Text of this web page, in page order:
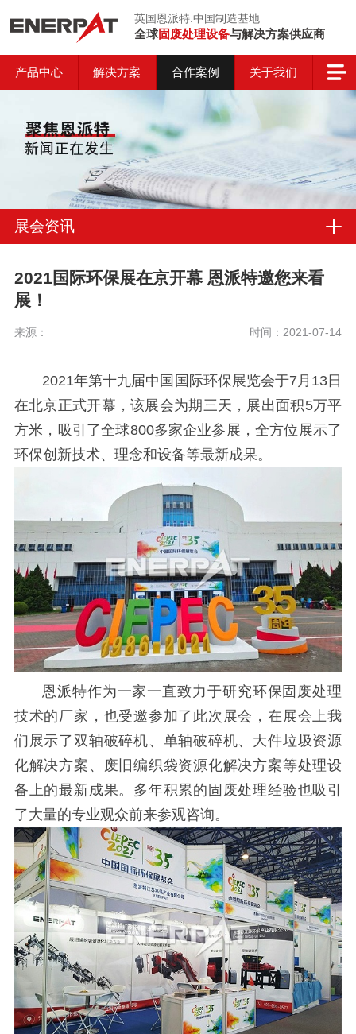
英国恩派特.中国制造基地
全球固废处理设备与解决方案供应商
产品中心 解决方案 合作案例 关于我们
展会资讯
2021国际环保展在京开幕 恩派特邀您来看
展！
来源： 时间：2021-07-14
2021年第十九届中国国际环保展览会于7月13日
在北京正式开幕，该展会为期三天，展出面积5万平
方米，吸引了全球800多家企业参展，全方位展示了
环保创新技术、理念和设备等最新成果。
恩派特作为一家一直致力于研究环保固废处理
技术的厂家，也受邀参加了此次展会，在展会上我
们展示了双轴破碎机、单轴破碎机、大件垃圾资源
化解决方案、废旧编织袋资源化解决方案等处理设
备上的最新成果。多年积累的固废处理经验也吸引
了大量的专业观众前来参观咨询。